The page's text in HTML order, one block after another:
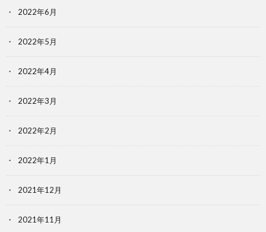
2022年6月
2022年5月
2022年4月
2022年3月
2022年2月
2022年1月
2021年12月
2021年11月